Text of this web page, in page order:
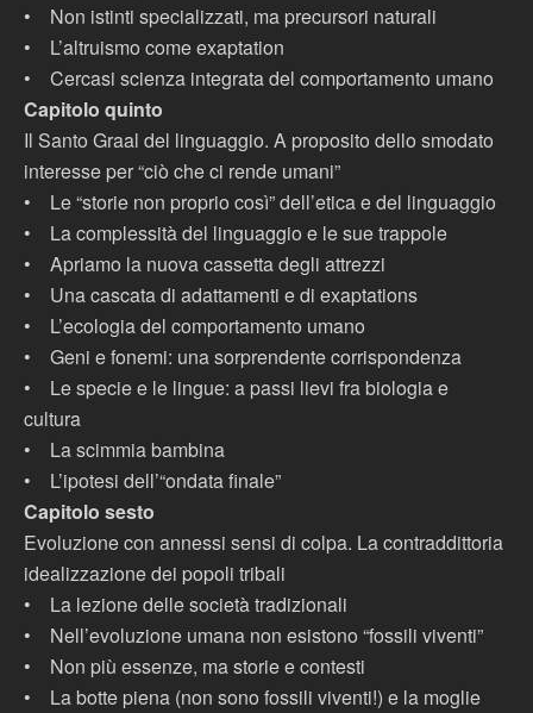
•
Non istinti specializzati, ma precursori naturali
•
L’altruismo come exaptation
•
Cercasi scienza integrata del comportamento umano
Capitolo quinto
Il Santo Graal del linguaggio. A proposito dello smodato
interesse per “ciò che ci rende umani”
•
Le “storie non proprio così” dell’etica e del linguaggio
•
La complessità del linguaggio e le sue trappole
•
Apriamo la nuova cassetta degli attrezzi
•
Una cascata di adattamenti e di exaptations
•
L’ecologia del comportamento umano
•
Geni e fonemi: una sorprendente corrispondenza
•
Le specie e le lingue: a passi lievi fra biologia e
cultura
•
La scimmia bambina
•
L’ipotesi dell’“ondata finale”
Capitolo sesto
Evoluzione con annessi sensi di colpa. La contraddittoria
idealizzazione dei popoli tribali
•
La lezione delle società tradizionali
•
Nell’evoluzione umana non esistono “fossili viventi”
•
Non più essenze, ma storie e contesti
•
La botte piena (non sono fossili viventi!) e la moglie